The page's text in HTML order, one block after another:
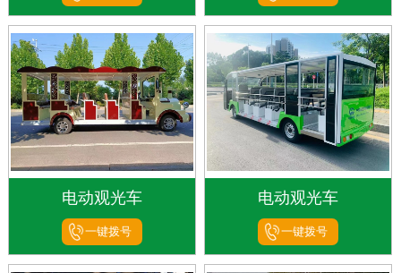
电动观光车
一键拨号
电动观光车
一键拨号